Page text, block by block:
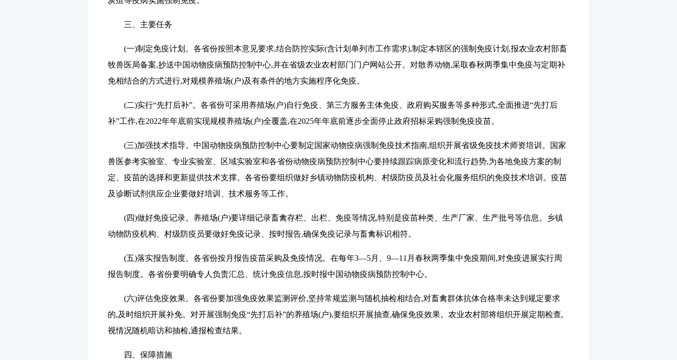
三、主要任务
(一)制定免疫计划。 各省份按照本意见要求,结合防控实际(含计划单列市工作需求),制定本辖区的强制免疫计划,报农业农村部畜
牧兽医局备案,抄送中国动物疫病预防控制中心,并在省级农业农村部门门户网站公开。对散养动物,采取春秋两季集中免疫与定期补
免相结合的方式进行,对规模养殖场(户)及有条件的地方实施程序化免疫。
(二)实行“先打后补”。 各省份可采用养殖场(户)自行免疫、第三方服务主体免疫、政府购买服务等多种形式,全面推进“先打后
补”工作,在2022年年底前实现规模养殖场(户)全覆盖,在2025年年底前逐步全面停止政府招标采购强制免疫疫苗。
(三)加强技术指导。 中国动物疫病预防控制中心要制定国家动物疫病强制免疫技术指南,组织开展省级免疫技术师资培训。国家
兽医参考实验室、专业实验室、区域实验室和各省份动物疫病预防控制中心要持续跟踪病原变化和流行趋势,为各地免疫方案的制
定、疫苗的选择和更新提供技术支撑。各省份要组织做好乡镇动物防疫机构、村级防疫员及社会化服务组织的免疫技术培训。疫苗
及诊断试剂供应企业要做好培训、技术服务等工作。
(四)做好免疫记录。 养殖场(户)要详细记录畜禽存栏、出栏、免疫等情况,特别是疫苗种类、生产厂家、生产批号等信息。乡镇
动物防疫机构、村级防疫员要做好免疫记录、按时报告,确保免疫记录与畜禽标识相符。
(五)落实报告制度。 各省份按月报告疫苗采购及免疫情况。在每年3—5月、 9—11 月春秋两季集中免疫期间,对免疫进展实行周
报告制度。各省份要明确专人负责汇总、统计免疫信息,按时报中国动物疫病预防控制中心。
(六)评估免疫效果。 各省份要加强免疫效果监测评价,坚持常规监测与随机抽检相结合,对畜禽群体抗体合格率未达到规定要求
的,及时组织开展补免。对开展强制免疫“先打后补”的养殖场(户),要组织开展抽查,确保免疫效果。农业农村部将组织开展定期检查,
视情况随机暗访和抽检,通报检查结果。
四、保障措施